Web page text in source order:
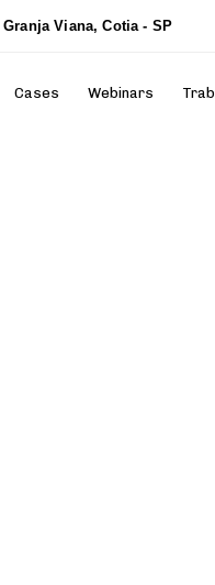
Viana, Cotia - SP
Cases Webinars